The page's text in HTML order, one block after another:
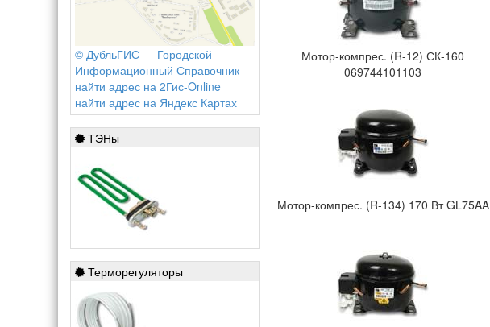
© ДубльГИС — Городской
Информационный Справочник
найти адрес на 2Гис-Online
найти адрес на Яндекс Картах
ТЭНы
Терморегуляторы
Мотор-компрес. (R-12) СК-160
069744101103
Мотор-компрес. (R-134) 170 Вт GL75AA